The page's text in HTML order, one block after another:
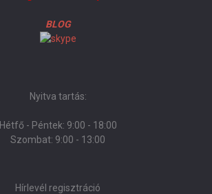
BLOG
Nyitva tartás:
Hétfő - Péntek: 9:00 - 18:00
Szombat: 9:00 - 13:00
Hírlevél regisztráció